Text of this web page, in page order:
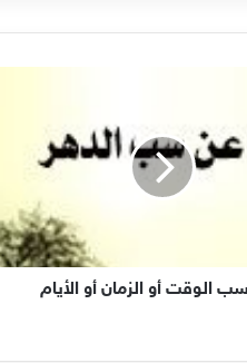
الوقت أو الزمان أو الأيام